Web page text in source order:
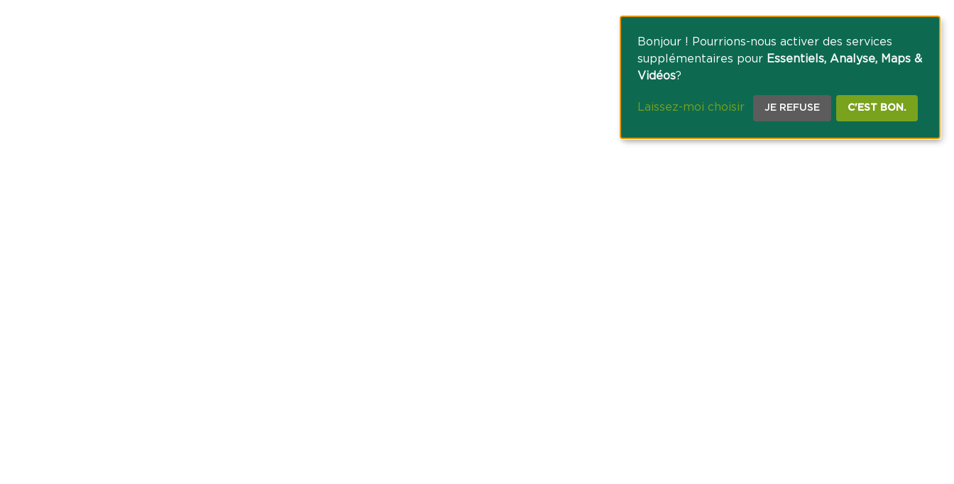
Bonjour ! Pourrions-nous activer des services
supplémentaires pour Essentiels, Analyse, Maps &
Vidéos?
Laissez-moi choisir JE REFUSE C'EST BON.